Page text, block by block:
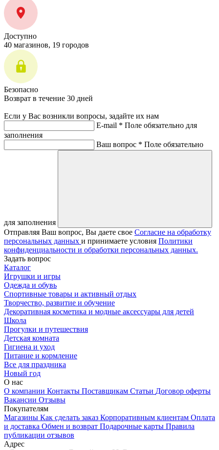
Доступно
40 магазинов, 19 городов
Безопасно
Возврат в течение 30 дней
Если у Вас возникли вопросы, задайте их нам
E-mail * Поле обязательно для
заполнения
Ваш вопрос * Поле обязательно
для заполнения
Отправляя Ваш вопрос, Вы даете свое Согласие на обработку
персональных данных и принимаете условия Политики
конфиденциальности и обработки персональных данных.
Задать вопрос
Каталог
Игрушки и игры
Одежда и обувь
Спортивные товары и активный отдых
Творчество, развитие и обучение
Декоративная косметика и модные аксессуары для детей
Школа
Прогулки и путешествия
Детская комната
Гигиена и уход
Питание и кормление
Все для праздника
Новый год
О нас
О компании Контакты Поставщикам Статьи Договор оферты
Вакансии Отзывы
Покупателям
Магазины Как сделать заказ Корпоративным клиентам Оплата
и доставка Обмен и возврат Подарочные карты Правила
публикации отзывов
Адрес